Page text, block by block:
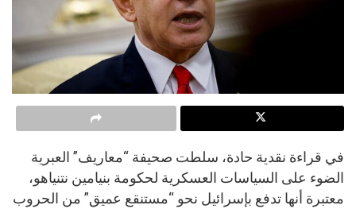
في قراءة نقدية حادة، سلطت صحيفة “معاريف” العبرية
الضوء على السياسات العسكرية لحكومة بنيامين نتنياهو،
معتبرة أنها تدفع بإسرائيل نحو “مستنقع عميق” من الحروب